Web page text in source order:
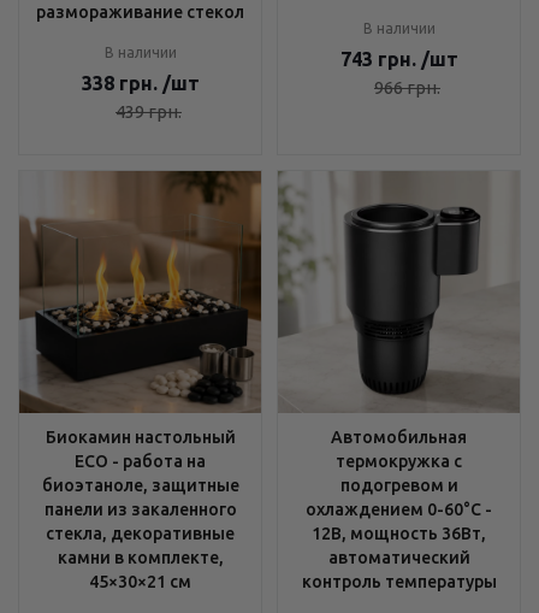
размораживание стекол
В наличии
338 грн. /шт
439грн.
В наличии
743 грн. /шт
966грн.
Биокамин настольный
ECO - работа на
биоэтаноле, защитные
панели из закаленного
стекла, декоративные
камни в комплекте,
45×30×21 см
Автомобильная
термокружка с
подогревом и
охлаждением 0-60°C -
12В, мощность 36Вт,
автоматический
контроль температуры